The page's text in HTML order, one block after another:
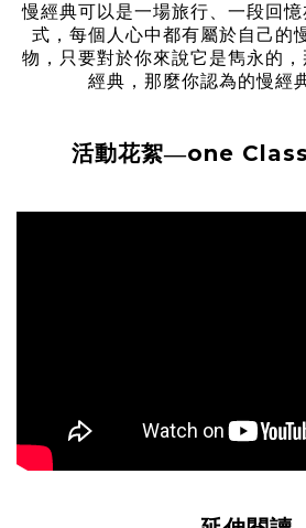
慢經典可以是一場旅行、一段回
式，每個人心中都有屬於自己的
物，只要對於你來說它是雋永的
經典，那麼你認為的慢經
活動花絮—one